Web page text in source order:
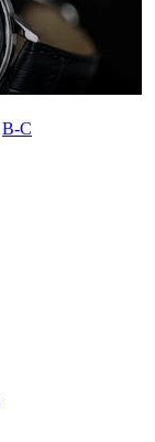
В-С